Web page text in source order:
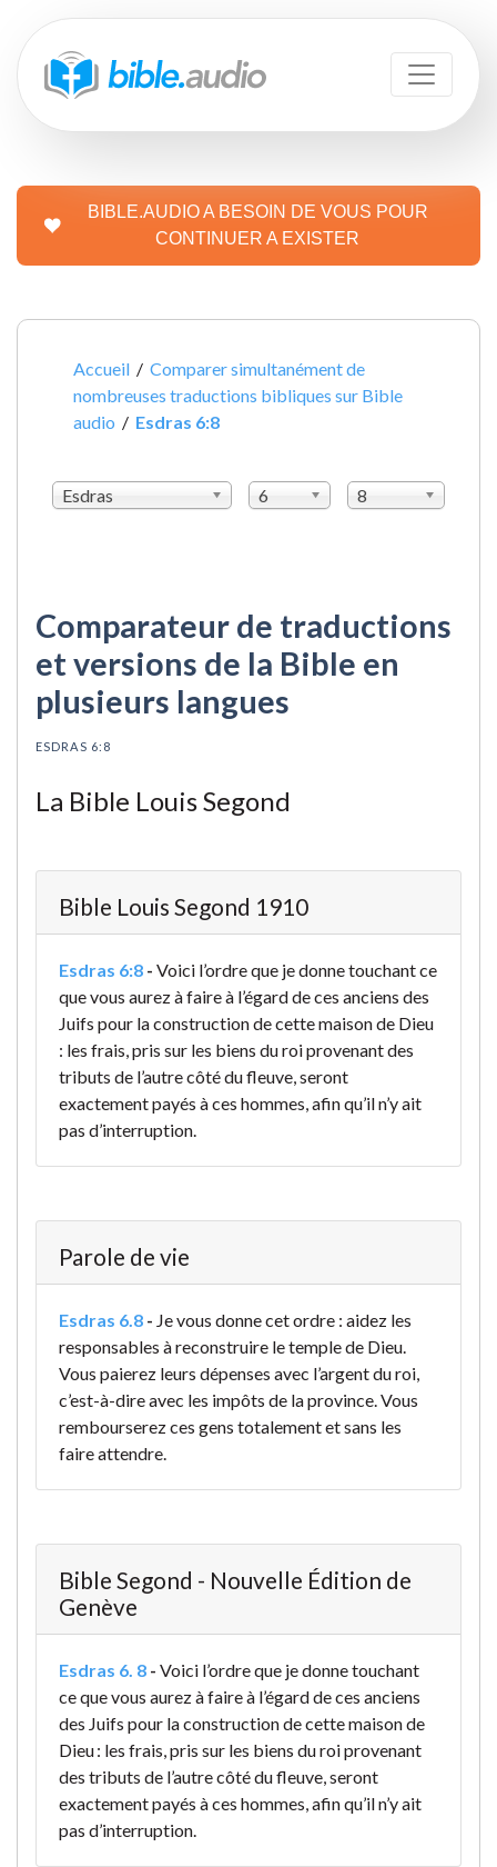
BIBLE.AUDIO A BESOIN DE VOUS POUR
CONTINUER A EXISTER
Accueil /Comparer simultanément de
nombreuses traductions bibliques sur Bible
audio / Esdras 6:8
Esdras 6 8
Comparateur de traductions
et versions de la Bible en
plusieurs langues
ESDRAS 6:8
La Bible Louis Segond
Bible Louis Segond 1910
Esdras 6:8 - Voici l’ordre que je donne touchant ce
que vous aurez à faire à l’égard de ces anciens des
Juifs pour la construction de cette maison de Dieu
: les frais, pris sur les biens du roi provenant des
tributs de l’autre côté du fleuve, seront
exactement payés à ces hommes, afin qu’il n’y ait
pas d’interruption.
Parole de vie
Esdras 6.8 - Je vous donne cet ordre : aidez les
responsables à reconstruire le temple de Dieu.
Vous paierez leurs dépenses avec l’argent du roi,
c’est-à-dire avec les impôts de la province. Vous
rembourserez ces gens totalement et sans les
faire attendre.
Bible Segond - Nouvelle Édition de
Genève
Esdras 6. 8 - Voici l’ordre que je donne touchant
ce que vous aurez à faire à l’égard de ces anciens
des Juifs pour la construction de cette maison de
Dieu : les frais, pris sur les biens du roi provenant
des tributs de l’autre côté du fleuve, seront
exactement payés à ces hommes, afin qu’il n’y ait
pas d’interruption.